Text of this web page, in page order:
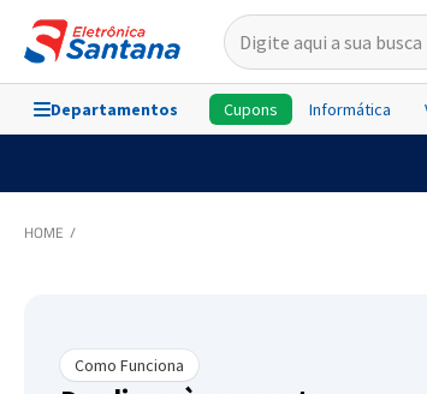
Departamentos Cupons Informática
Como Funciona